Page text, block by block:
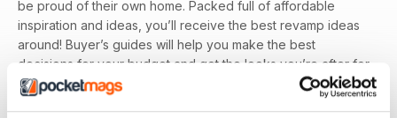
be proud of their own home. Packed full of affordable
inspiration and ideas, you’ll receive the best revamp ideas
around! Buyer’s guides will help you make the best
decisions for your budget and get the looks you’re after for
less!